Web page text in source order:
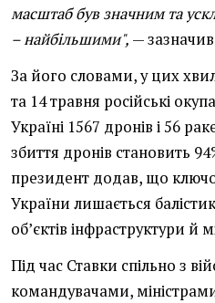
масштаб був значним та
– найбільшими", —
За його словами, у цих
та 14 травня російські
Україні 1567 дронів і 56
збиття дронів становить
президент додав, що
України лишається
об’єктів інфраструктури й
Під час Ставки спільно з
командувачами,